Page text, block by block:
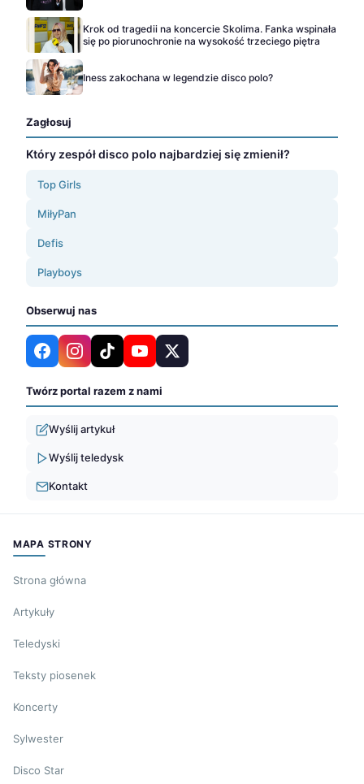
Krok od tragedii na koncercie Skolima. Fanka wspinała
się po piorunochronie na wysokość trzeciego piętra
Iness zakochana w legendzie disco polo?
Zagłosuj
Który zespół disco polo najbardziej się zmienił?
Top Girls
MiłyPan
Defis
Playboys
Obserwuj nas
Twórz portal razem z nami
Wyślij artykuł
Wyślij teledysk
Kontakt
MAPA STRONY
Strona główna
Artykuły
Teledyski
Teksty piosenek
Koncerty
Sylwester
Disco Star